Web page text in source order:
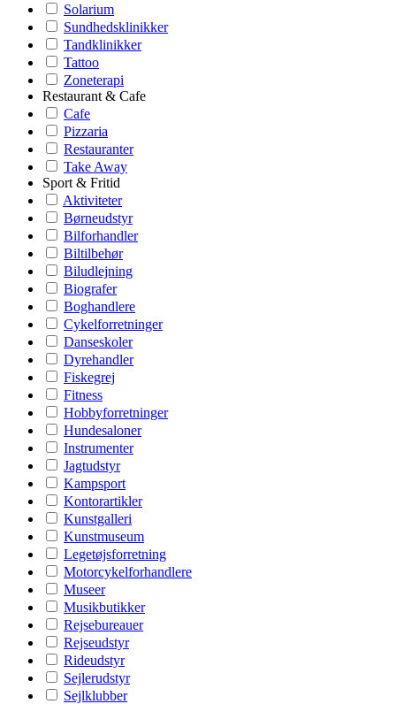
Solarium
Sundhedsklinikker
Tandklinikker
Tattoo
Zoneterapi
Restaurant & Cafe
Cafe
Pizzaria
Restauranter
Take Away
Sport & Fritid
Aktiviteter
Børneudstyr
Bilforhandler
Biltilbehør
Biludlejning
Biografer
Boghandlere
Cykelforretninger
Danseskoler
Dyrehandler
Fiskegrej
Fitness
Hobbyforretninger
Hundesaloner
Instrumenter
Jagtudstyr
Kampsport
Kontorartikler
Kunstgalleri
Kunstmuseum
Legetøjsforretning
Motorcykelforhandlere
Museer
Musikbutikker
Rejsebureauer
Rejseudstyr
Rideudstyr
Sejlerudstyr
Sejlklubber